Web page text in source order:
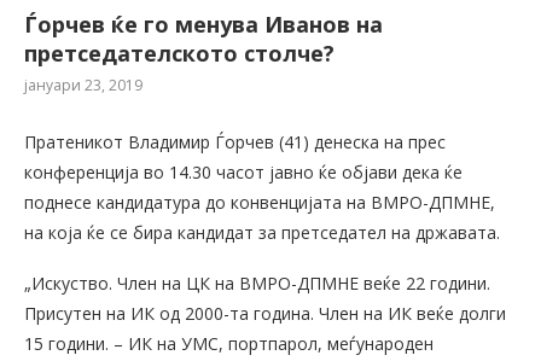
Ѓорчев ќе го менува Иванов на
претседателското столче?
јануари 23, 2019
Пратеникот Владимир Ѓорчев (41) денеска на прес
конференција во 14.30 часот јавно ќе објави дека ќе
поднесе кандидатура до конвенцијата на ВМРО-ДПМНЕ,
на која ќе се бира кандидат за претседател на државата.
„Искуство. Член на ЦК на ВМРО-ДПМНЕ веќе 22 години.
Присутен на ИК од 2000-та година. Член на ИК веќе долги
15 години. – ИК на УМС, портпарол, меѓународен